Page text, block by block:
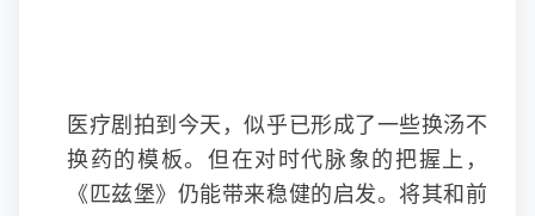
医疗剧拍到今天，似乎已形成了一些换汤不
换药的模板。但在对时代脉象的把握上，
《匹兹堡》仍能带来稳健的启发。将其和前